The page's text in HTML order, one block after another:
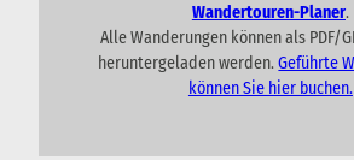
Wandertouren-Planer.
Alle Wanderungen können als PDF/
heruntergeladen werden.Geführte
können Sie hier buchen.